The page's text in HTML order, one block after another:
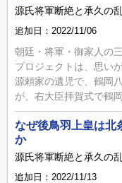
源氏将軍断絶と承久の
追加日：2022/11/06
朝廷・将軍・御家人の
プロジェクトは、思い
源頼家の遺児で、鶴岡
が、右大臣拝賀式で鶴岡
なぜ後鳥羽上皇は北
か
源氏将軍断絶と承久の
追加日：2022/11/13